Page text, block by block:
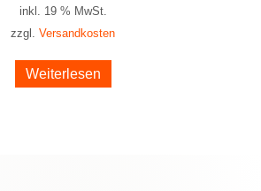
inkl. 19 % MwSt.
zzgl. Versandkosten
Weiterlesen